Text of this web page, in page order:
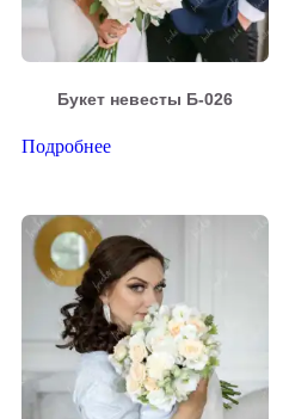
Букет невесты Б-026
Подробнее